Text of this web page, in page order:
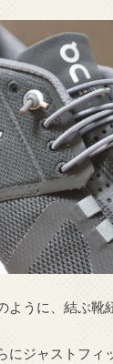
ように、結ぶ靴
にジャストフィ